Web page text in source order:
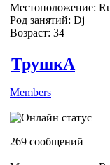
Местоположение:
Род занятий: Dj
Возраст: 34
ТрушкА
Members
269 сообщений